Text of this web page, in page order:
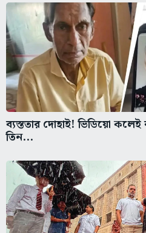
ব্যস্ততার দোহাই! ভিডিয়ো
তিন...